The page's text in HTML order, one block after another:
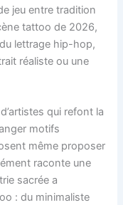
jeu entre tradition
tattoo de 2026,
lettrage hip-hop,
réaliste ou une
qui refont la
motifs
même proposer
raconte une
sacrée a
: du minimaliste